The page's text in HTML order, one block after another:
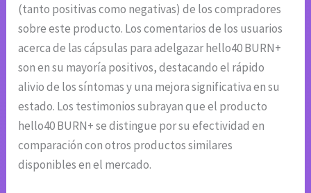
(tanto positivas como negativas) de los compradores
sobre este producto. Los comentarios de los usuarios
acerca de las cápsulas para adelgazar hello40 BURN+
son en su mayoría positivos, destacando el rápido
alivio de los síntomas y una mejora significativa en su
estado. Los testimonios subrayan que el producto
hello40 BURN+ se distingue por su efectividad en
comparación con otros productos similares
disponibles en el mercado.